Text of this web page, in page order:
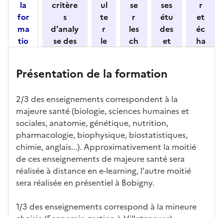
z
n
e
o
r
m
a
t
i
o
n
a
la
for
ma
tio
ses
act
éris
tiq
ues
critère
s
d'analy
se des
par
ssemen
t
ul
te
r
le
o
ali
té
s
d
e
c
a
n
d
se
r
les
ch
s
ac
cè
s à
la
fo
rm
ati
on
ses
étu
des
et
re
dé
bo
uch
és
r
et
éc
ha
ent
Présentation de la formation
2/3 des enseignements correspondent à la
majeure santé (biologie, sciences humaines et
sociales, anatomie, génétique, nutrition,
pharmacologie, biophysique, biostatistiques,
chimie, anglais...). Approximativement la moitié
de ces enseignements de majeure santé sera
réalisée à distance en e-learning, l'autre moitié
sera réalisée en présentiel à Bobigny.
1/3 des enseignements correspond à la mineure